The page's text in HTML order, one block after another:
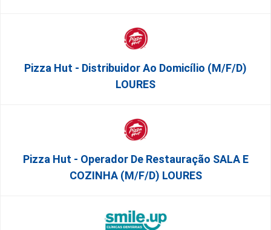
Pizza Hut - Distribuidor Ao Domicílio (m/f/d)
LOURES
Pizza Hut - Operador De Restauração SALA E
COZINHA (m/f/d) LOURES